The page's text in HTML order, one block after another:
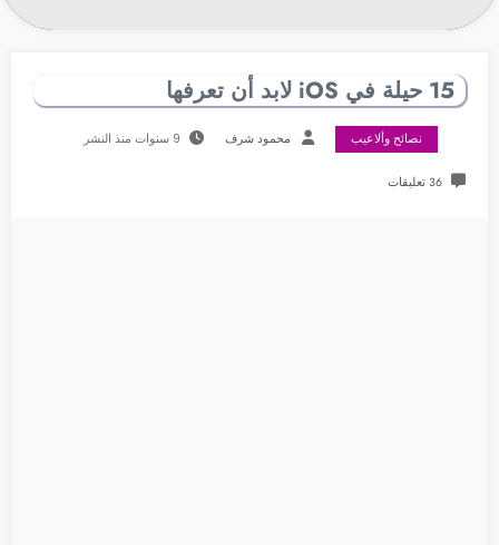
15 حيلة في iOS لابد أن تعرفها
نصائح وألاعيب محمود شرف 9 سنوات منذ النشر
36 تعليقات